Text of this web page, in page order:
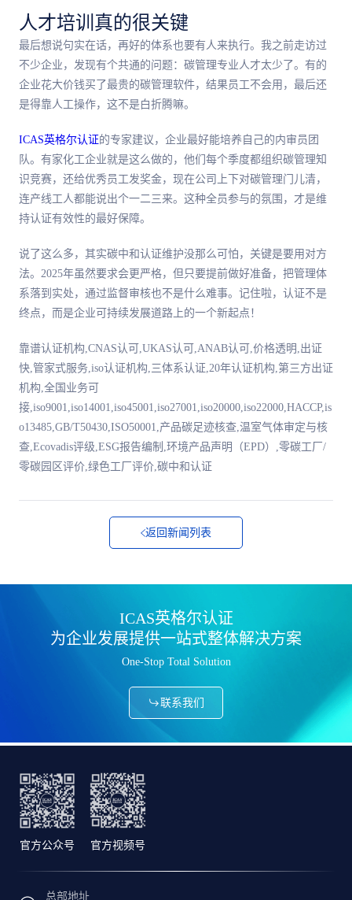
人才培训真的很关键
最后想说句实在话，再好的体系也要有人来执行。我之前走访过
不少企业，发现有个共通的问题：碳管理专业人才太少了。有的
企业花大价钱买了最贵的碳管理软件，结果员工不会用，最后还
是得靠人工操作，这不是白折腾嘛。
ICAS英格尔认证的专家建议，企业最好能培养自己的内审员团
队。有家化工企业就是这么做的，他们每个季度都组织碳管理知
识竞赛，还给优秀员工发奖金，现在公司上下对碳管理门儿清，
连产线工人都能说出个一二三来。这种全员参与的氛围，才是维
持认证有效性的最好保障。
说了这么多，其实碳中和认证维护没那么可怕，关键是要用对方
法。2025年虽然要求会更严格，但只要提前做好准备，把管理体
系落到实处，通过监督审核也不是什么难事。记住啦，认证不是
终点，而是企业可持续发展道路上的一个新起点！
靠谱认证机构,CNAS认可,UKAS认可,ANAB认可,价格透明,出证
快,管家式服务,iso认证机构,三体系认证,20年认证机构,第三方出证
机构,全国业务可
接,iso9001,iso14001,iso45001,iso27001,iso20000,iso22000,HACCP,is
o13485,GB/T50430,ISO50001,产品碳足迹核查,温室气体审定与核
查,Ecovadis评级,ESG报告编制,环境产品声明（EPD）,零碳工厂/
零碳园区评价,绿色工厂评价,碳中和认证
返回新闻列表
ICAS英格尔认证
为企业发展提供一站式整体解决方案
One-Stop Total Solution
联系我们
官方公众号 官方视频号
总部地址